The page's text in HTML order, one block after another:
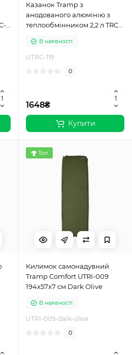
Казанок Tramp з
анодованого алюмінію з
теплообмінником 2,2 л TRC-
В наявності
UTRC-119
0
1648₴
Купити
Топ
Килимок самонадувний
Tramp Comfort UTRI-009
194x57x7 см Dark Olive
В наявності
UTRI-009-dark-olive
0